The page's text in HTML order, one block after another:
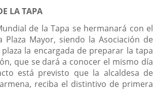
LA TAPA
de la Tapa se hermanará con el
Plaza Mayor, siendo la Asociación de
la encargada de preparar la tapa
que se dará a conocer el mismo día
está previsto que la alcaldesa de
reciba el distintivo de primera